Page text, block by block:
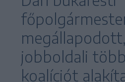
jobboldali
koalíciót